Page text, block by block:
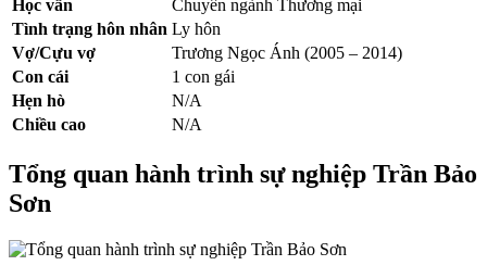
Học vấn
Chuyên ngành Thương mại
Tình trạng hôn nhân Ly hôn
Vợ/Cựu vợ
Trương Ngọc Ánh (2005 – 2014)
Con cái
1 con gái
Hẹn hò
N/A
Chiều cao
N/A
Tổng quan hành trình sự nghiệp Trần Bảo
Sơn